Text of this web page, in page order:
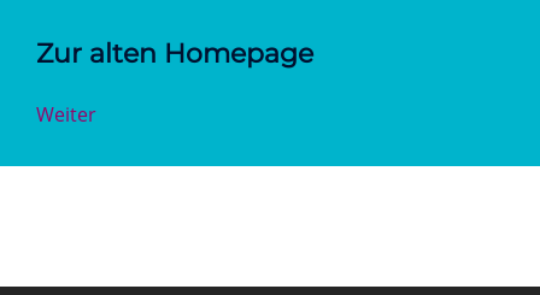
Zur alten Homepage
Weiter